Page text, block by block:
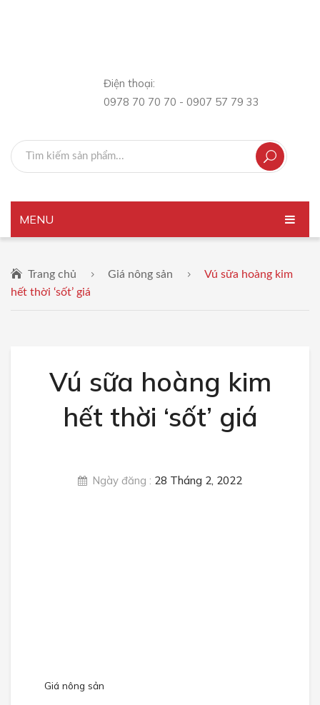
Điện thoại:
0978 70 70 70 - 0907 57 79 33
MENU
GIỚI THIỆU
Thực phẩm sấy
Giá nông sản
Chính sách bán hàng
Trang chủ Giá nông sản
Vú sữa hoàng kim
hết thời ‘sốt’ giá
Vú sữa hoàng kim
hết thời ‘sốt’ giá
Ngày đăng : 28 Tháng 2, 2022
Giá nông sản